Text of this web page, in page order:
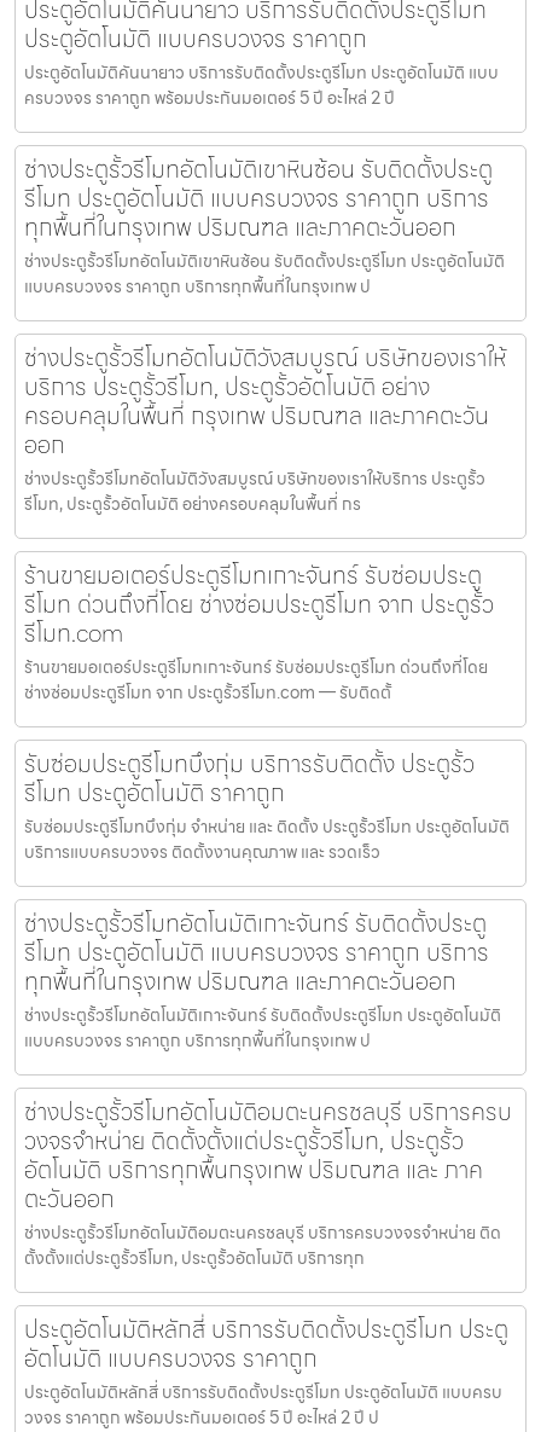
ประตูอัตโนมัติคันนายาว บริการรับติดตั้งประตูรีโมท
ประตูอัตโนมัติ แบบครบวงจร ราคาถูก
ประตูอัตโนมัติคันนายาว บริการรับติดตั้งประตูรีโมท ประตูอัตโนมัติ แบบ
ครบวงจร ราคาถูก พร้อมประกันมอเตอร์ 5 ปี อะไหล่ 2 ปี
ช่างประตูรั้วรีโมทอัตโนมัติเขาหินซ้อน รับติดตั้งประตู
รีโมท ประตูอัตโนมัติ แบบครบวงจร ราคาถูก บริการ
ทุกพื้นที่ในกรุงเทพ ปริมณฑล และภาคตะวันออก
ช่างประตูรั้วรีโมทอัตโนมัติเขาหินซ้อน รับติดตั้งประตูรีโมท ประตูอัตโนมัติ
แบบครบวงจร ราคาถูก บริการทุกพื้นที่ในกรุงเทพ ป
ช่างประตูรั้วรีโมทอัตโนมัติวังสมบูรณ์ บริษัทของเราให้
บริการ ประตูรั้วรีโมท, ประตูรั้วอัตโนมัติ อย่าง
ครอบคลุมในพื้นที่ กรุงเทพ ปริมณฑล และภาคตะวัน
ออก
ช่างประตูรั้วรีโมทอัตโนมัติวังสมบูรณ์ บริษัทของเราให้บริการ ประตูรั้ว
รีโมท, ประตูรั้วอัตโนมัติ อย่างครอบคลุมในพื้นที่ กร
ร้านขายมอเตอร์ประตูรีโมทเกาะจันทร์ รับซ่อมประตู
รีโมท ด่วนถึงที่โดย ช่างซ่อมประตูรีโมท จาก ประตูรั้ว
รีโมท.com
ร้านขายมอเตอร์ประตูรีโมทเกาะจันทร์ รับซ่อมประตูรีโมท ด่วนถึงที่โดย
ช่างซ่อมประตูรีโมท จาก ประตูรั้วรีโมท.com — รับติดตั้
รับซ่อมประตูรีโมทบึงกุ่ม บริการรับติดตั้ง ประตูรั้ว
รีโมท ประตูอัตโนมัติ ราคาถูก
รับซ่อมประตูรีโมทบึงกุ่ม จำหน่าย และ ติดตั้ง ประตูรั้วรีโมท ประตูอัตโนมัติ
บริการแบบครบวงจร ติดตั้งงานคุณภาพ และ รวดเร็ว
ช่างประตูรั้วรีโมทอัตโนมัติเกาะจันทร์ รับติดตั้งประตู
รีโมท ประตูอัตโนมัติ แบบครบวงจร ราคาถูก บริการ
ทุกพื้นที่ในกรุงเทพ ปริมณฑล และภาคตะวันออก
ช่างประตูรั้วรีโมทอัตโนมัติเกาะจันทร์ รับติดตั้งประตูรีโมท ประตูอัตโนมัติ
แบบครบวงจร ราคาถูก บริการทุกพื้นที่ในกรุงเทพ ป
ช่างประตูรั้วรีโมทอัตโนมัติอมตะนครชลบุรี บริการครบ
วงจรจำหน่าย ติดตั้งตั้งแต่ประตูรั้วรีโมท, ประตูรั้ว
อัตโนมัติ บริการทุกพื้นกรุงเทพ ปริมณฑล และ ภาค
ตะวันออก
ช่างประตูรั้วรีโมทอัตโนมัติอมตะนครชลบุรี บริการครบวงจรจำหน่าย ติด
ตั้งตั้งแต่ประตูรั้วรีโมท, ประตูรั้วอัตโนมัติ บริการทุก
ประตูอัตโนมัติหลักสี่ บริการรับติดตั้งประตูรีโมท ประตู
อัตโนมัติ แบบครบวงจร ราคาถูก
ประตูอัตโนมัติหลักสี่ บริการรับติดตั้งประตูรีโมท ประตูอัตโนมัติ แบบครบ
วงจร ราคาถูก พร้อมประกันมอเตอร์ 5 ปี อะไหล่ 2 ปี ป